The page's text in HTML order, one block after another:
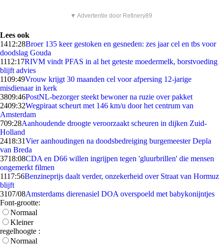
▼ Advertentie door Refinery89
Lees ook
1412:28Broer 135 keer gestoken en gesneden: zes jaar cel en tbs voor
doodslag Gouda
1112:17RIVM vindt PFAS in al het geteste moedermelk, borstvoeding
blijft advies
1109:49Vrouw krijgt 30 maanden cel voor afpersing 12-jarige
misdienaar in kerk
3809:46PostNL-bezorger steekt bewoner na ruzie over pakket
2409:32Wegpiraat scheurt met 146 km/u door het centrum van
Amsterdam
709:28Aanhoudende droogte veroorzaakt scheuren in dijken Zuid-
Holland
2418:31Vier aanhoudingen na doodsbedreiging burgemeester Depla
van Breda
3718:08CDA en D66 willen ingrijpen tegen 'gluurbrillen' die mensen
ongemerkt filmen
1117:56Benzineprijs daalt verder, onzekerheid over Straat van Hormuz
blijft
3107/08Amsterdams dierenasiel DOA overspoeld met babykonijntjes
Font-grootte:
Normaal
Kleiner
regelhoogte :
Normaal